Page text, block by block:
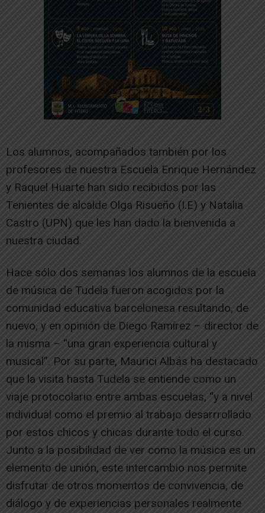
Los alumnos, acompañados también por los
profesores de nuestra Escuela Enrique Hernández
y Raquel Huarte han sido recibidos por las
Tenientes de alcalde Olga Risueño (I.E) y Natalia
Castro (UPN) que les han dado la bienvenida a
nuestra ciudad.
Hace sólo dos semanas los alumnos de la escuela
de música de Tudela fueron acogidos por la
comunidad educativa barcelonesa resultando, de
nuevo, y en opinión de Diego Ramírez – director de
la misma – “una gran experiencia cultural y
musical”. Por su parte, Maurici Albás ha destacado
que la visita hasta Tudela se entiende como un
viaje protocolario entre ambas escuelas, “y a nivel
individual como el premio al trabajo desarrrollado
por estos chicos y chicas durante todo el curso.
Junto a la posibilidad de ver como la música es un
elemento de unión, este intercambio nos permite
disfrutar de otros momentos de convivencia, de
diálogo y de experiencias personales realmente